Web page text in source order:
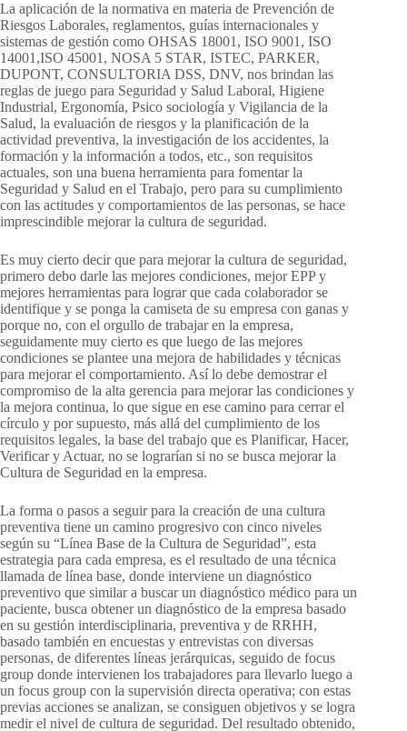
La aplicación de la normativa en materia de Prevención de
Riesgos Laborales, reglamentos, guías internacionales y
sistemas de gestión como OHSAS 18001, ISO 9001, ISO
14001,ISO 45001, NOSA 5 STAR, ISTEC, PARKER,
DUPONT, CONSULTORIA DSS, DNV, nos brindan las
reglas de juego para Seguridad y Salud Laboral, Higiene
Industrial, Ergonomía, Psico sociología y Vigilancia de la
Salud, la evaluación de riesgos y la planificación de la
actividad preventiva, la investigación de los accidentes, la
formación y la información a todos, etc., son requisitos
actuales, son una buena herramienta para fomentar la
Seguridad y Salud en el Trabajo, pero para su cumplimiento
con las actitudes y comportamientos de las personas, se hace
imprescindible mejorar la cultura de seguridad.
Es muy cierto decir que para mejorar la cultura de seguridad,
primero debo darle las mejores condiciones, mejor EPP y
mejores herramientas para lograr que cada colaborador se
identifique y se ponga la camiseta de su empresa con ganas y
porque no, con el orgullo de trabajar en la empresa,
seguidamente muy cierto es que luego de las mejores
condiciones se plantee una mejora de habilidades y técnicas
para mejorar el comportamiento. Así lo debe demostrar el
compromiso de la alta gerencia para mejorar las condiciones y
la mejora continua, lo que sigue en ese camino para cerrar el
círculo y por supuesto, más allá del cumplimiento de los
requisitos legales, la base del trabajo que es Planificar, Hacer,
Verificar y Actuar, no se lograrían si no se busca mejorar la
Cultura de Seguridad en la empresa.
La forma o pasos a seguir para la creación de una cultura
preventiva tiene un camino progresivo con cinco niveles
según su “Línea Base de la Cultura de Seguridad”, esta
estrategia para cada empresa, es el resultado de una técnica
llamada de línea base, donde interviene un diagnóstico
preventivo que similar a buscar un diagnóstico médico para un
paciente, busca obtener un diagnóstico de la empresa basado
en su gestión interdisciplinaria, preventiva y de RRHH,
basado también en encuestas y entrevistas con diversas
personas, de diferentes líneas jerárquicas, seguido de focus
group donde intervienen los trabajadores para llevarlo luego a
un focus group con la supervisión directa operativa; con estas
previas acciones se analizan, se consiguen objetivos y se logra
medir el nivel de cultura de seguridad. Del resultado obtenido,